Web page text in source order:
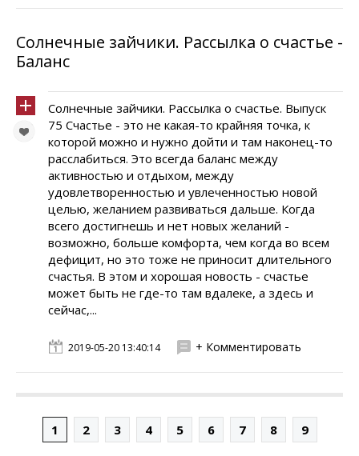
Солнечные зайчики. Pассылка о счастье -
Баланс
Солнечные зайчики. Pассылка о счастье. Выпуск
75 Счастье - это не какая-то крайняя точка, к
которой можно и нужно дойти и там наконец-то
расслабиться. Это всегда баланс между
активностью и отдыхом, между
удовлетворенностью и увлеченностью новой
целью, желанием развиваться дальше. Когда
всего достигнешь и нет новых желаний -
возможно, больше комфорта, чем когда во всем
дефицит, но это тоже не приносит длительного
счастья. В этом и хорошая новость - счастье
может быть не где-то там вдалеке, а здесь и
сейчас,...
2019-05-20 13:40:14 + Комментировать
1 2 3 4 5 6 7 8 9